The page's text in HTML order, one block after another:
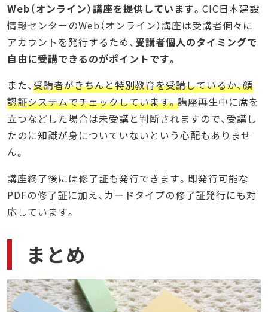
Web（オンライン）講座を提供しています。 CIC日本建設
情報センターのWeb（オンライン）講座は受講者個々に
アカウントを発行するため、 受講者個人のタイミングで
自由に受講できるのがポイントです。
また、 受講者がきちんと特別教育を受講しているか、顔
認証システムでチェックしています。講座再生中に席を
立つなどした場合は未受講と判断されますので、受講し
たのに知識が身についていないという心配もありませ
ん。
講座終了後には修了証も発行できます。即発行可能な
PDFの修了証に加え、カードタイプの修了証発行にも対
応しています。
まとめ